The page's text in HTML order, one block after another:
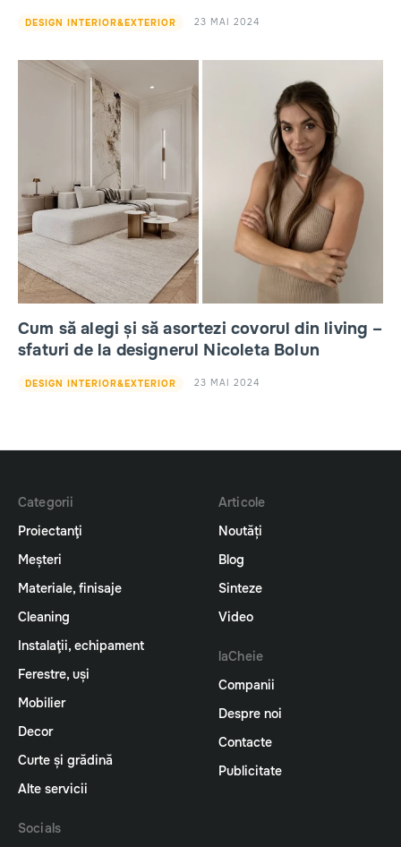
DESIGN INTERIOR&EXTERIOR 23 MAI 2024
Cum să alegi și să asortezi covorul din living –
sfaturi de la designerul Nicoleta Bolun
DESIGN INTERIOR&EXTERIOR 23 MAI 2024
Categorii
Proiectanţi
Meșteri
Materiale, finisaje
Cleaning
Instalaţii, echipament
Ferestre, uși
Mobilier
Decor
Curte și grădină
Alte servicii
Articole
Noutăți
Blog
Sinteze
Video
laCheie
Companii
Despre noi
Contacte
Publicitate
Socials